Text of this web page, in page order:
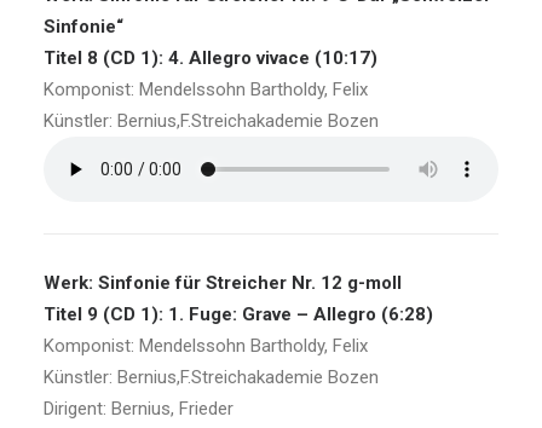
Sinfonie“
Titel 8 (CD 1): 4. Allegro vivace (10:17)
Komponist: Mendelssohn Bartholdy, Felix
Künstler: Bernius,F.Streichakademie Bozen
Werk: Sinfonie für Streicher Nr. 12 g-moll
Titel 9 (CD 1): 1. Fuge: Grave – Allegro (6:28)
Komponist: Mendelssohn Bartholdy, Felix
Künstler: Bernius,F.Streichakademie Bozen
Dirigent: Bernius, Frieder